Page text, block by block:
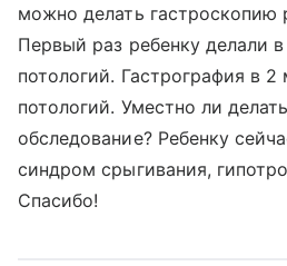
можно делать гастроскопию
Первый раз ребенку делали
потологий. Гастрография в
потологий. Уместно ли
обследование? Ребенку
синдром срыгивания,
Спасибо!